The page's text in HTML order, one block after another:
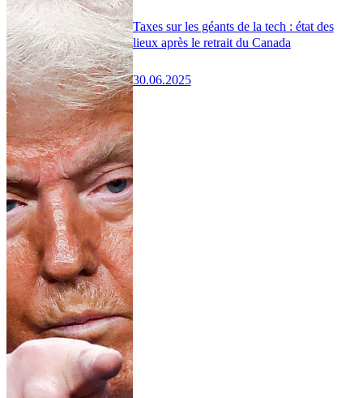
Taxes sur les géants de la tech : état des
lieux après le retrait du Canada
30.06.2025